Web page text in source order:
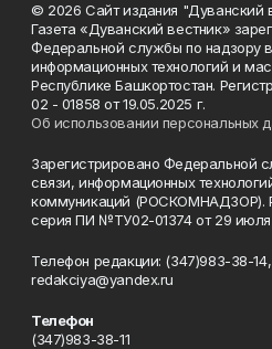
© 2026 Сайт издания "Дуванский
Газета «Дуванский вестник»
Федеральной службы по надзору
информационных технологий и
Республике Башкортостан.
02 - 01858 от 19.05.2025 г.
Об использовании персональных
Зарегистрировано Федеральной
связи, информационных
коммуникаций (РОСКОМНАДЗОР).
серия ПИ №ТУ02-01374 от 29 июля
Телефон редакции: (347)983-38-
redakciya@yandex.ru
Телефон
(347)983-38-11